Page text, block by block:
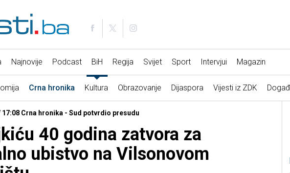
Najnovije Podcast BiH Regija Svijet Sport Intervjui Magazin
Crna hronika Kultura Obrazovanje Dijaspora Vijesti iz ZDK
17:08 Crna hronika - Sud potvrdio presudu
40 godina zatvora za
ubistvo na Vilsonovom